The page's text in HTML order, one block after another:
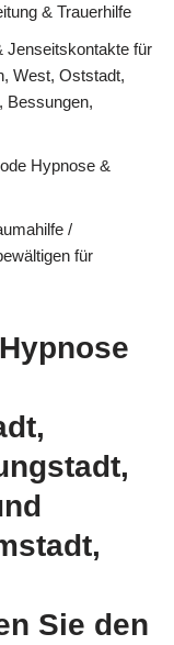
& Trauerhilfe
Jenseitskontakte für
West, Oststadt,
Bessungen,
Hypnose &
/
für
Sie den